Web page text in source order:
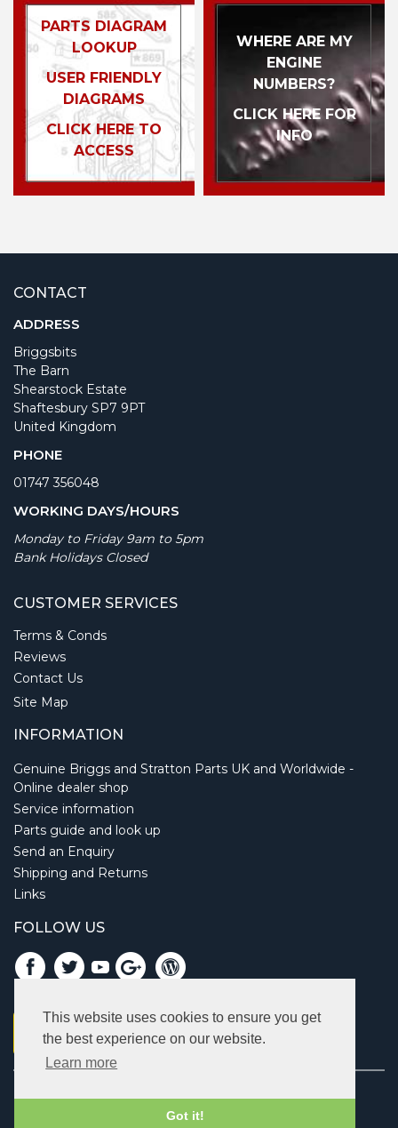
This website uses cookies to ensure you get
the best experience on our website.
Learn more
Got it!
PARTS DIAGRAM
LOOKUP
USER FRIENDLY
DIAGRAMS
CLICK HERE TO
ACCESS
WHERE ARE MY
ENGINE
NUMBERS?
CLICK HERE FOR
INFO
CONTACT
ADDRESS
Briggsbits
The Barn
Shearstock Estate
Shaftesbury SP7 9PT
United Kingdom
PHONE
01747 356048
WORKING DAYS/HOURS
Monday to Friday 9am to 5pm
Bank Holidays Closed
CUSTOMER SERVICES
Terms & Conds
Reviews
Contact Us
Site Map
INFORMATION
Genuine Briggs and Stratton Parts UK and Worldwide -
Online dealer shop
Service information
Parts guide and look up
Send an Enquiry
Shipping and Returns
Links
FOLLOW US
Vat: 123 622 643.